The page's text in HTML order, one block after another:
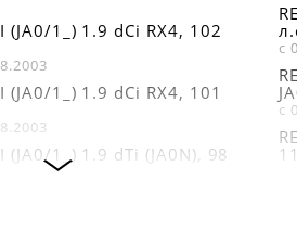
I (JA0/1_) 1.9 dCi RX4, 102
I (JA0/1_) 1.9 dCi RX4, 101
I (JA0/1_) 1.9 dTi (JA0N), 98
с
с